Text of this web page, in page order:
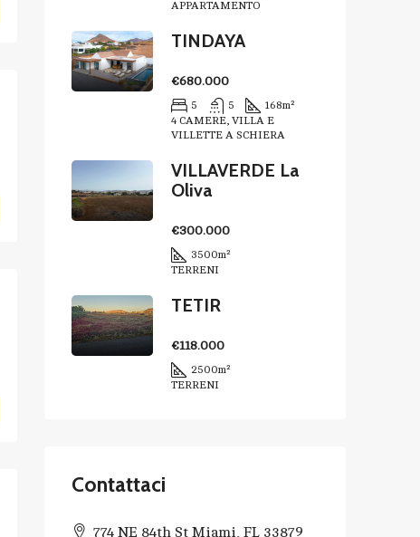
APPARTAMENTO
TINDAYA
€680.000
5 5 168m²
4 CAMERE, VILLA E
VILLETTE A SCHIERA
VILLAVERDE La
Oliva
€300.000
3500m²
TERRENI
TETIR
€118.000
2500m²
TERRENI
Contattaci
774 NE 84th St Miami, FL 33879